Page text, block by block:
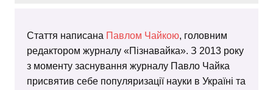
Стаття написана Павлом Чайкою, головним
редактором журналу «Пізнавайка». З 2013 року
з моменту заснування журналу Павло Чайка
присвятив себе популяризації науки в Україні та